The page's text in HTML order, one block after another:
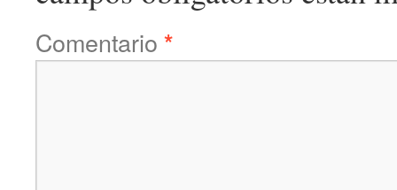
Comentario *